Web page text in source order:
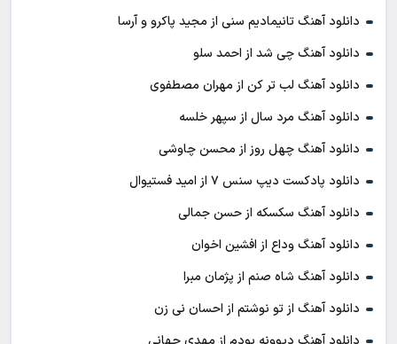
دانلود آهنگ تانیمادیم سنی از مجید پاکرو و آرسا
دانلود آهنگ چی شد از احمد سلو
دانلود آهنگ لب تر کن از مهران مصطفوی
دانلود آهنگ مرد سال از سپهر خلسه
دانلود آهنگ چهل روز از محسن چاوشی
دانلود پادکست ديپ سنس ۷ از اميد فستيوال
دانلود آهنگ سکسکه از حسن جمالی
دانلود آهنگ وداع از افشين اخوان
دانلود آهنگ شاه صنم از پژمان مبرا
دانلود آهنگ از تو نوشتم از احسان نی زن